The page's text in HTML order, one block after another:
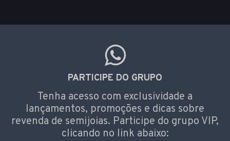
PARTICIPE DO GRUPO
Tenha acesso com exclusividade a
lançamentos, promoções e dicas sobre
revenda de semijoias. Participe do grupo VIP,
clicando no link abaixo: